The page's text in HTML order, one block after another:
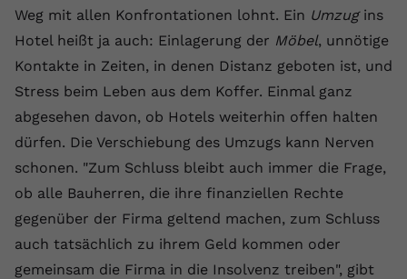
Weg mit allen Konfrontationen lohnt. Ein Umzugins
Hotel heißt ja auch: Einlagerung der Möbel, unnötige
Kontakte in Zeiten, in denen Distanz geboten ist, und
Stress beim Leben aus dem Koffer. Einmal ganz
abgesehen davon, ob Hotels weiterhin offen halten
dürfen. Die Verschiebung des Umzugs kann Nerven
schonen. "Zum Schluss bleibt auch immer die Frage,
ob alle Bauherren, die ihre finanziellen Rechte
gegenüber der Firma geltend machen, zum Schluss
auch tatsächlich zu ihrem Geld kommen oder
gemeinsam die Firma in die Insolvenz treiben", gibt